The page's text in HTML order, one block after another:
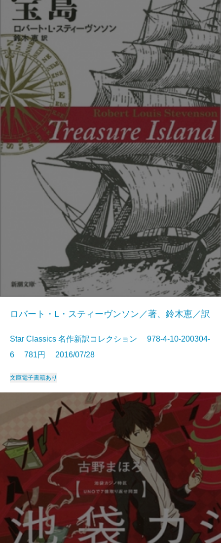
ロバート・L・スティーヴンソン／著、鈴木恵／訳
Star Classics 名作新訳コレクション 978-4-10-200304-
6 781円 2016/07/28
文庫電子書籍あり